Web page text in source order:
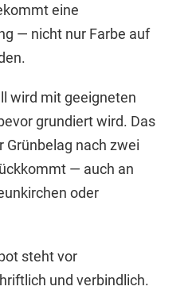
eine
— nicht nur Farbe auf
wird mit geeigneten
grundiert wird. Das
Grünbelag nach zwei
— auch an
oder
steht vor
und verbindlich.